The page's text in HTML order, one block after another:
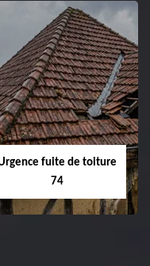
fuite de toiture
74